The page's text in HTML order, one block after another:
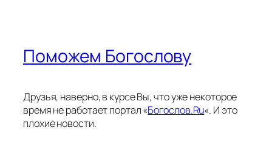
Поможем Богослову
Друзья, наверно, в курсе Вы, что уже некоторое
время не работает портал «Богослов.Ru«. И это
плохие новости.